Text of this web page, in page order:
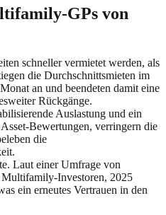
GPs von
schneller vermietet werden, als
die Durchschnittsmieten im
an und beendeten damit eine
Rückgänge.
Auslastung und ein
Bewertungen, verringern die
die
Laut einer Umfrage von
Investoren, 2025
ein erneutes Vertrauen in den